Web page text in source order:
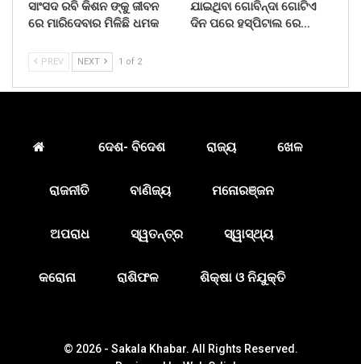
ସାଂସଦ ରବି କିଶନ ଙ୍କୁ ଜୀବନ
ରେ ମାରିଦେବାର ମିଳିଛି ଧମକ
ଯାଇଥିବା ଗୋବିନ୍ଦା ଗୋଟିଏ
ଦିନ ପରେ ହସ୍ପିଟାଲ ରେ…
PREV NEXT 1 of 2
ଦେଶ- ବିଦେଶ ରାଜ୍ୟ ଖେଳ
ରାଜନୀତି ବାଣିଜ୍ୟ ମନୋରଞ୍ଜନ
ଅପରାଧ ସ୍ୱତନ୍ତ୍ର ସ୍ୱାସ୍ଥ୍ୟ
କରୋନା ରାଶିଫଳ ଶିକ୍ଷା ଓ ନିଯୁକ୍ତି
© 2026 - Sakala Khabar. All Rights Reserved.